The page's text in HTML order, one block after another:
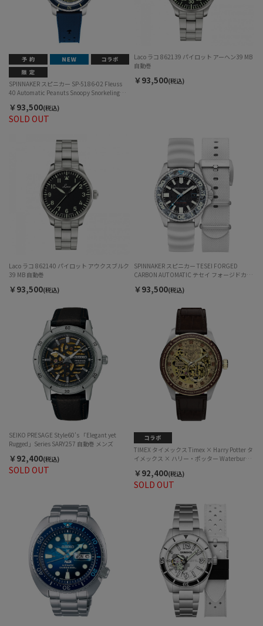
SOLD OUT
SPINNAKER スピニカー SP-5186-02 Fleuss
40 Automatic Peanuts Snoopy Snorkeling
ク ピーナッツ スヌーピー シュノーケリング
リミテッドエディション 自動巻 メンズ
￥93,500(税込)
Laco ラコ 862139 パイロット アーヘン39 MB
自動巻
￥93,500(税込)
Laco ラコ 862140 パイロット アウクスブルク
39 MB 自動巻
￥93,500(税込)
SPINNAKER スピニカー TESEI FORGED
CARBON AUTOMATIC テセイ フォージドカー
ンズ
￥93,500(税込)
SOLD OUT
SEIKO PRESAGE Style60’s 「Elegant yet
Rugged」Series SARY257 自動巻 メンズ
￥92,400(税込)
SOLD OUT
TIMEX タイメックス Timex × Harry Potter タ
イメックス × ハリー・ポッター Waterbury
ージ オートマチック TW2Y75500 自動巻 ユニ
セックス
￥92,400(税込)